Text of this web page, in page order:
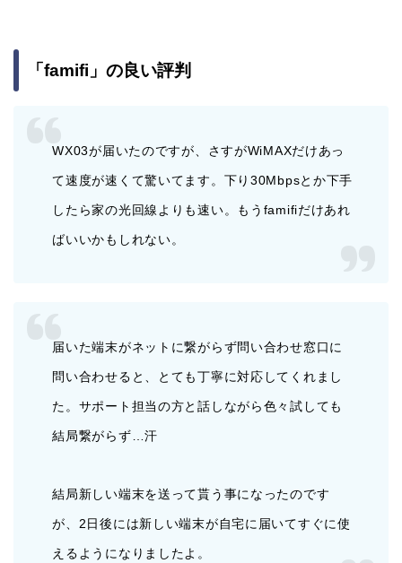
「famifi」の良い評判
WX03が届いたのですが、さすがWiMAXだけあっ
て速度が速くて驚いてます。下り30Mbpsとか下手
したら家の光回線よりも速い。もうfamifiだけあれ
ばいいかもしれない。
届いた端末がネットに繋がらず問い合わせ窓口に
問い合わせると、とても丁寧に対応してくれまし
た。サポート担当の方と話しながら色々試しても
結局繋がらず…汗
結局新しい端末を送って貰う事になったのです
が、2日後には新しい端末が自宅に届いてすぐに使
えるようになりましたよ。